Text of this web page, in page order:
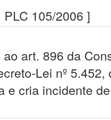
105/2006 ]
art. 896 da
Lei nº
e cria incidente